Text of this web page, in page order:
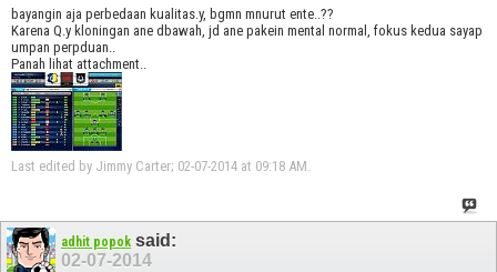
bayangin aja perbedaan kualitas.y, bgmn mnurut ente..??
Karena Q.y kloningan ane dbawah, jd ane pakein mental normal, fokus kedua sayap
umpan perpduan..
Panah lihat attachment..
Last edited by Jimmy Carter; 02-07-2014 at 09:18 AM
adhit popok said:
02-07-2014